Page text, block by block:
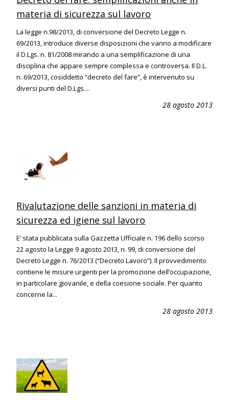
materia di sicurezza sul lavoro
La legge n.98/2013, di conversione del Decreto Legge n.
69/2013, introduce diverse disposizioni che vanno a modificare
il D.Lgs. n. 81/2008 mirando a una semplificazione di una
disciplina che appare sempre complessa e controversa. Il D.L.
n. 69/2013, cosiddetto “decreto del fare”, è intervenuto su
diversi punti del D.Lgs....
28 agosto 2013
Rivalutazione delle sanzioni in materia di
sicurezza ed igiene sul lavoro
E’ stata pubblicata sulla Gazzetta Ufficiale n. 196 dello scorso
22 agosto la Legge 9 agosto 2013, n. 99, di conversione del
Decreto Legge n. 76/2013 (“Decreto Lavoro”). Il provvedimento
contiene le misure urgenti per la promozione dell’occupazione,
in particolare giovanile, e della coesione sociale. Per quanto
concerne la...
28 agosto 2013